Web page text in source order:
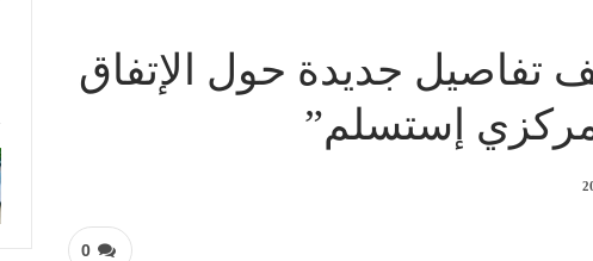
تفاصيل جديدة حول الإتفاق
إستسلم”
0